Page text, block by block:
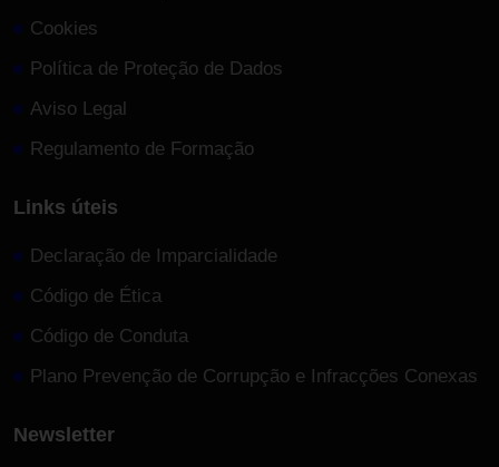
Cookies
Política de Proteção de Dados
Aviso Legal
Regulamento de Formação
Links úteis
Declaração de Imparcialidade
Código de Ética
Código de Conduta
Plano Prevenção de Corrupção e Infracções Conexas
Newsletter